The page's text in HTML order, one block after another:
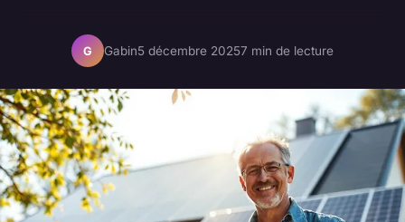
G Gabin5 décembre 20257 min de lecture